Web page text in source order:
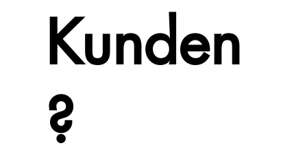
Kunden
?